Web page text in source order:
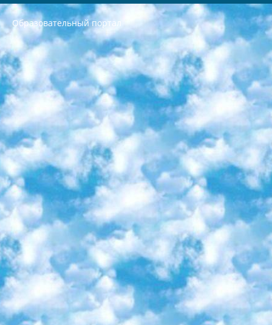
Образовательный портал
РЕСПУБЛИКА УЗБЕКИСТАН МИНИСТРЕРСТВО ДОШКОЛЬНОГО И ШКОЛЬНОГО ОБРАЗОВАНИЯ КОМАНДА в общеобразовательных учреждениях в 2023-2024 учебном году организация и проведение итоговой государственной аттестации обучающихся о Министра дошкольного и школьного образования Республики Узбекистан от 4 марта 2008 года (постановлением Минюста от 20 марта 2008 года № 1778 государственной регистрации) «Итоговое состояние учащихся общего среднего образования на основании положения об утверждении положения об аттестации общего среднего образования выпускной экзамен студентов в образовательных учреждениях в 2023-2024 учебном году В целях организации и прохождения аттестации приказываю: 1. Следующее: перечень предметов, по которым будет проводиться итоговая государственная аттестация и экзамен формы перевода согласно приложению 1; сертификаты международного образца, оценивающие уровень владения иностранными языками перечень согласно приложению 2; 2. Педагогический при специализированных образовательных учреждениях. научно-практический центр квалификации и международной оценки (Д.Давидова) 2024 г. До 25 марта: задания по предметам, по которым будет проводиться итоговая аттестация разработка и утверждение технических условий; итоговая аттестация на основании разработанного предметного задания разработка вопросов по предметам (устно и письменно), экзамен передача; общеобразовательные средние школы и специальные учебные заведения учащиеся выпускных классов школ и интернатов в агентской системе подготовка базы данных экзаменационных материалов и критериев оценки; перевод базы экзаменационных материалов на все языки обучения подать в Республиканский образовательный центр для изготовления; варианты экзаменов на основе разработанных контрольных материалов пусть будут поставлены задачи формирования. 3. Республиканский образовательный центр (Ш.Худайкулов) до 5 апреля 2024 года. до: база данных предоставленных экзаменационных материалов на все языки обучения перевод и экспертиза; для слепых, слабовидящих, глухих, слабослышащих и умственно отсталых детей учащиеся выпускных классов специализированных школ и школ-интернатов база данных экзаменационных материалов на всех преподаваемых языках подготовка критериев оценки; специализированные школы для умственно отсталых детей и технологии для учащихся выпускных классов школ-интернатов разработка соответствующих рекомендаций и критериев проведения ЕГЭ по естествознанию давать задания. 4. Педагогический при специализированных образовательных учреждениях. Научно-практический центр навыков и международной оценки (Д.Давидова), Республика образовательный центр (Худайкулов Ш.) итоговый государственный аттестационный экзамен ориентирован на творческое и логическое мышление при подготовке базы материалов учитывать введение заданий. 5. Следует отметить, что: сертификат государственного образца о знании общеобразовательного предмета и как минимум национальный уровень B1 по предметам на иностранных языках, указанным в Приложении 2. или международно признанный сертификат эквивалентного уровня студенты, изучающие определенный предмет, освобождаются от экзамена; по соответствующим предметам запланирована итоговая государственная аттестация за день до дня, путем жеребьевки Рабочей группой (в письменной форме по предметам, проводимым в форме) из числа сформированных вариантов выбрано 2 варианта; 2 выбранных варианта экзамена анонсированы на официальном сайте министерства и все выпускники по всей стране на основе этих вариантов проводит итоговую государственную аттестацию. 6. Государственное образование учащихся средних общеобразовательных учреждений. знания в соответствии с квалификационными требованиями, которые необходимо приобрести на основании стандартов итоговый (выпускной) контроль для 9 и 11 классов в целях тестирования Экзамены (далее – экзамены) состоят из предметов, перечисленных в приложении 1. будет сделано. 7. Экзамены пройдут с 26 мая по 15 июня 2024 г. (кроме науки физического воспитания). 8. Физическая для учащихся 9 классов общесредних образовательных учреждений. Экзамены по предмету «Образование, квалификация медицина» 1-6 мая 2024 года. сотрудники перевести под присмотр (с отклонениями в физическом или умственном развитии) специализированная школа для детей, школы-интернаты и со сколиозом школы-интернаты санаторного типа для больных детей исключены). 9. Он был слепым, слабовидящим и имел нарушения опорно-двигательного аппарата. экзамены в специализированных школах и интернатах для детей должны проводиться исходя из требований, предъявляемых к общеобразовательным учреждениям (физкультура кроме науки). 10. Специализированная школа для глухих и слабослышащих детей. и экзамены в интернатах и быть реализован в виде письменного теста по математике. 11. Специальность для умственно отсталых детей. Для 9 класса Родной язык и литературное письмо Государственный язык (язык обучения – узбекский). для неклассов) написано Математическое письмо Письменная/устная история Узбекистана Физическое воспитание практично Итоговый контроль Для 11 класса Написание родного языка и литературы (эссе) Математическое письмо Узбекский язык (обучение на узбекском языке) не посещающее общее среднее образование для учреждений)/Образовательное учреждение выбор письменный и устный Иностранный язык письменный/устный Письменная/устная история Узбекистана *По выбору студента:  Химия  Физика  Основы государственного права  География 10 бесплатных образовательных ресурсов - Мы составили подборку онлайн-проектов с интерактивными упражнениями, видеолекциями и статьями. Они помогут вам обрести новые и освежить старые знания бесплатно. 1. «ИНТУИТ» Старейшая образовательная площадка Рунета. Здесь вы найдёте сотни текстовых и видеокурсов на десятки различных тем — от программирования до психологии. Многие курсы подготовлены российскими университетами и крупными международными компаниями вроде Intel и Microsoft. Самостоятельное обучение бесплатное, но желающие могут оплатить услуги персональных наставников. 2. «Смартия» знакомит с актуальными профессиями и подсказывает, как им обучаться. Выбрав заинтересовавшую вас специальность — SMM-специалист, фотограф, веб-дизайнер или другую, — увидите список необходимых для неё умений. Чтобы вы могли освоить их самостоятельно, для каждого умения площадка отображает подборку ссылок на учебные материалы. Хотя «Смартия» ориентируется на русскоязычную аудиторию, часть контента всё же доступна только на английском. 3. «Лекторий Физтеха» Проект Московского физико-технического института (Физтеха). С его помощью вы можете смотреть онлайн серии лекций, записанные на видео в этом вузе. В числе доступных предметов — физика, биология, химия, информационные технологии и другие. К некоторым лекциям администрация ресурса прилагает готовые конспекты, которые можно скачивать в PDF-формате. 4. ITMOcourses Онлайн-площадка Санкт-Петербургского национального исследовательского университета информационных технологий, механики и оптики (ИТМО). Ресурс предоставляет свободный доступ к курсам, разработанным в этом вузе. Каталог материалов разбит на четыре категории: «Оптические системы и технологии», «Приборостроение и робототехника», «Информационные технологии» и «Биотехнологии». Курсы состоят из видеолекций, интерактивных демонстраций и заданий. 5. «КиберЛенинка» Электронная научная библиотека открытого доступа. Каталог площадки регулярно обрастает текстами статей из различных научных изданий. Сгруппированные по журналам и рубрикам публикации можно читать онлайн или скачивать целиком в PDF-формате. Проект нацелен на популяризацию науки за счёт открытого доступа к качественной информации. 6. «ПостНаука» На этом ресурсе публикуют подборки видеолекций, составленные экспертами из разных отраслей и объединённые общими темами. Среди них, к примеру, есть серии «Биоинформатика и геномика», «Культура средневековой Скандинавии» и Cinema Studies о теории кино. Каждая подборка лекций — логически связанная история, рассказанная экспертом от первого лица. Кроме того, на сайте появляются научно-образовательные статьи и тесты на разные темы. 7. «Newочём» Команда проекта «Newочём» отбирает самые интересные тексты из англоязычных СМИ и переводит те из них, за которые голосуют участники сообщества «ВКонтакте». По большей части это научно-популярные статьи. Редакторы придумывают лишь заголовки, в остальном содержание переводов соответствует оригиналам. Полные тексты можно читать прямо в социальной сети. 8. InternetUrok Онлайн-база материалов по основным дисциплинам школьной программы. Информация на сайте структурирована по классам, предметам и темам (урокам). Каждый урок состоит из видеолекций и конспектов. Есть также интерактивные тренажёры и тесты для закрепления пройденного материала. Даже если вы давно окончили школу, возможность повторить программу старших классов всегда может пригодиться. 9. Edutainme Ещё один ресурс об образовании. В отличие от Newtonew, как мне кажется, Edutainme больше ориентируется на представителей индустрии: педагогов, предпринимателей, разработчиков образовательных проектов. Но и любой, кто просто стремится к саморазвитию, найдёт на сайте много полезного и интересного для себя. Например, информацию о новых курсах и образовательных сервисах. 10. Newtonew Онлайн-медиа об образовании и обучении в широком смысле. Авторы Newtonew пишут об инструментах, заведениях, тактиках и стратегиях, которые помогают учить других и получать новые знания самостоятельно. На этой площадке вы найдёте новости, обзоры, аналитические мат